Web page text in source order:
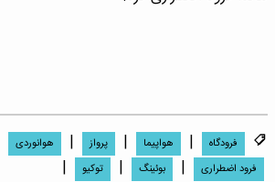
فرودگاه | هواپیما | پرواز | هوانوردی
فرود اضطراری | بوئینگ | توکیو
|